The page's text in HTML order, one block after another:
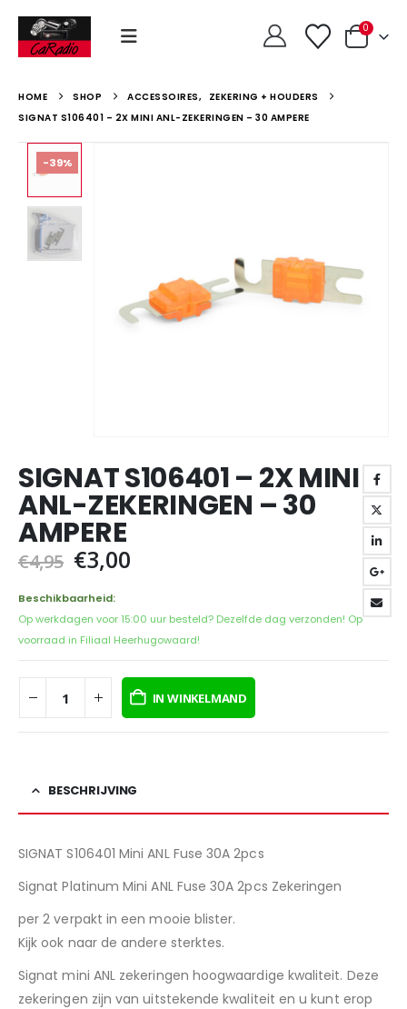
0
HOME SHOP ACCESSOIRES,
ZEKERING + HOUDERS
SIGNAT S106401 – 2X MINI ANL-ZEKERINGEN – 30 AMPERE
-39%
SIGNAT S106401 – 2X MINI
ANL-ZEKERINGEN – 30
AMPERE
€4,95 Oorspronkelijke
prijs
was:
€4,95.
€3,00
€3,00.
Beschikbaarheid:
Op werkdagen voor 15:00 uur besteld? Dezelfde dag verzonden! Op
voorraad in Filiaal Heerhugowaard!
IN WINKELMAND
BESCHRIJVING
SIGNAT S106401 Mini ANL Fuse 30A 2pcs
Signat Platinum Mini ANL Fuse 30A 2pcs Zekeringen
per 2 verpakt in een mooie blister.
Kijk ook naar de andere sterktes.
Signat mini ANL zekeringen hoogwaardige kwaliteit. Deze
zekeringen zijn van uitstekende kwaliteit en u kunt erop